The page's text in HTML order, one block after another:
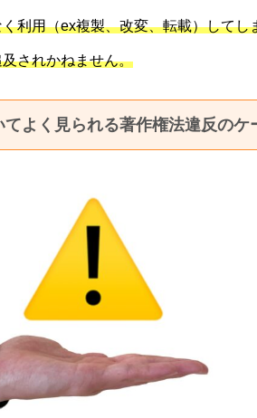
利用（ex複製、改変、転載）してし
されかねません。
よく見られる著作権法違反のケ